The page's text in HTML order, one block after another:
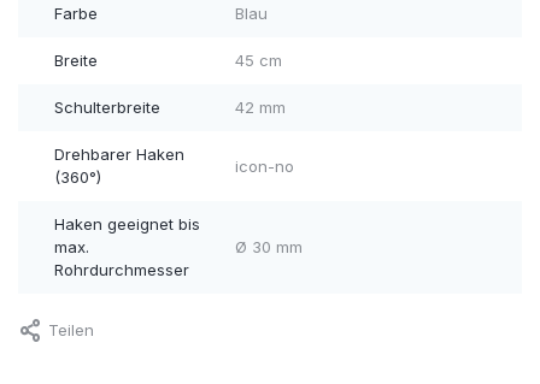
Farbe Blau
Breite 45 cm
Schulterbreite 42 mm
Drehbarer Haken
(360°)
icon-no
Haken geeignet bis
max.
Rohrdurchmesser
Ø 30 mm
Teilen